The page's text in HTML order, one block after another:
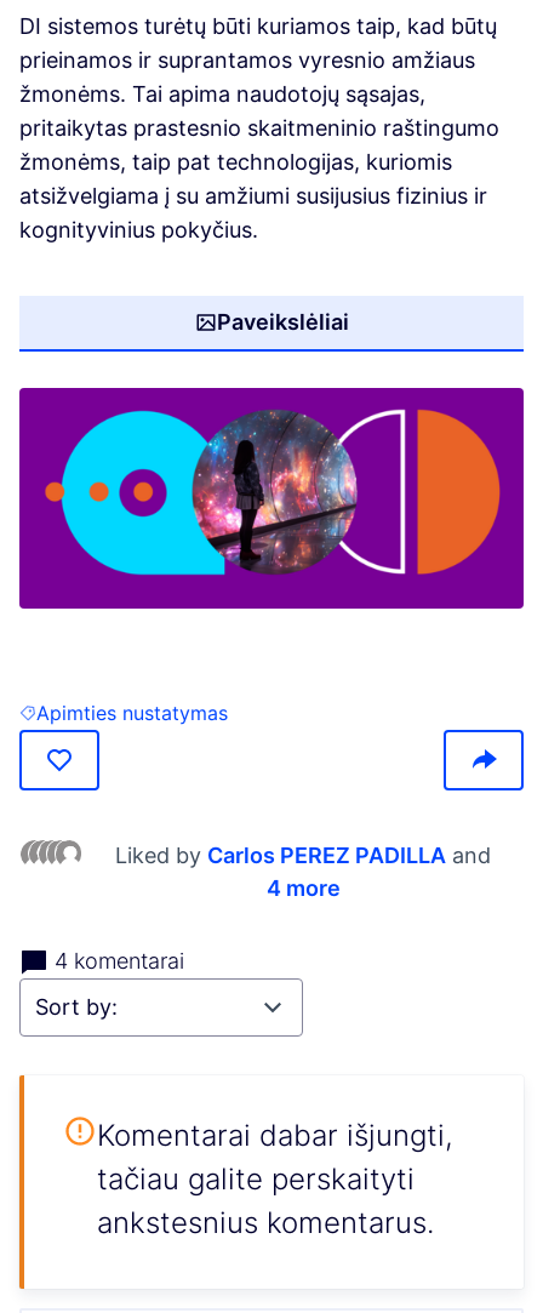
DI sistemos turėtų būti kuriamos taip, kad būtų
prieinamos ir suprantamos vyresnio amžiaus
žmonėms. Tai apima naudotojų sąsajas,
pritaikytas prastesnio skaitmeninio raštingumo
žmonėms, taip pat technologijas, kuriomis
atsižvelgiama į su amžiumi susijusius fizinius ir
kognityvinius pokyčius.
Paveikslėliai
Filter results for: Apimties nustatymas
Apimties nustatymas
Liked by Carlos PEREZ PADILLA and
4 more
4 komentarai
Komentarai dabar išjungti,
tačiau galite perskaityti
ankstesnius komentarus.